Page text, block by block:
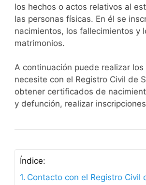
los hechos o actos relativos al
las personas físicas. En él se
nacimientos, los fallecimientos y
matrimonios.
A continuación puede realizar
necesite con el Registro Civil de
obtener certificados de
y defunción, realizar
Índice:
Contacto con el Registro Civil